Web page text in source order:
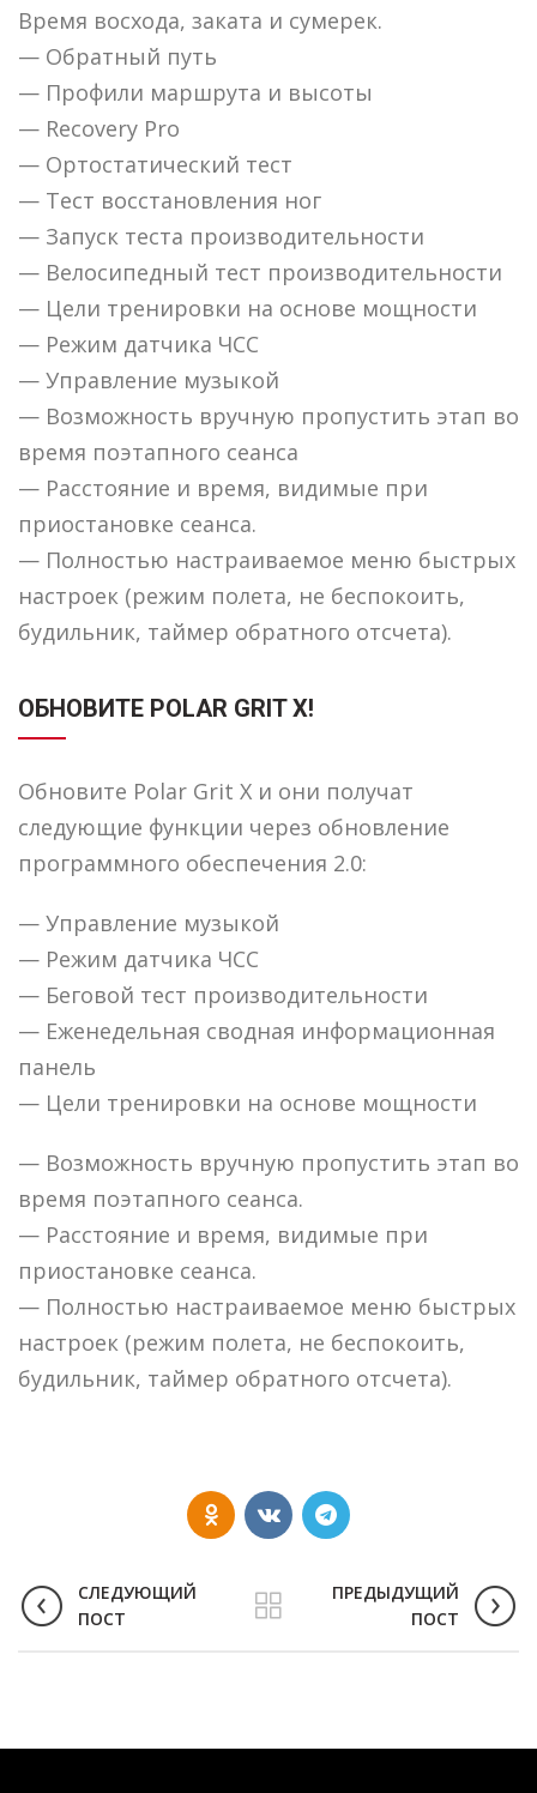
Время восхода, заката и сумерек.
— Обратный путь
— Профили маршрута и высоты
— Recovery Pro
— Ортостатический тест
— Тест восстановления ног
— Запуск теста производительности
— Велосипедный тест производительности
— Цели тренировки на основе мощности
— Режим датчика ЧСС
— Управление музыкой
— Возможность вручную пропустить этап во
время поэтапного сеанса
— Расстояние и время, видимые при
приостановке сеанса.
— Полностью настраиваемое меню быстрых
настроек (режим полета, не беспокоить,
будильник, таймер обратного отсчета).
ОБНОВИТЕ POLAR GRIT X!
Обновите Polar Grit X и они получат
следующие функции через обновление
программного обеспечения 2.0:
— Управление музыкой
— Режим датчика ЧСС
— Беговой тест производительности
— Еженедельная сводная информационная
панель
— Цели тренировки на основе мощности
— Возможность вручную пропустить этап во
время поэтапного сеанса.
— Расстояние и время, видимые при
приостановке сеанса.
— Полностью настраиваемое меню быстрых
настроек (режим полета, не беспокоить,
будильник, таймер обратного отсчета).
СЛЕДУЮЩИЙ
ПОСТ
ПРЕДЫДУЩИЙ
ПОСТ